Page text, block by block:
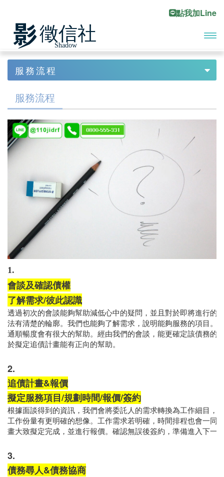
點我加Line
主選
Previous
服務流程
服務流程
徵信社收費
服務流程
1.
會談及確認債權
了解需求/彼此認識
法有清楚的輪廓。我們也能夠了解需求，說明能夠服務的項目。
通順暢度會有很大的幫助。經由我們的會談，能更確定該債務的
2.
追債計畫&報價
擬定服務項目/規劃時間/報價/簽約
根據面談得到的資訊，我們會將委託人的需求轉換為工作細目，
工作份量有更明確的想像。工作需求若明確，時間排程也會一同
3.
債務尋人&債務協商